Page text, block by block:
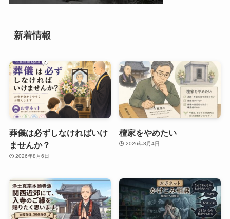
新着情報
葬儀は必ずしなければいけ
ませんか？
2026年8月6日
檀家をやめたい
2026年8月4日